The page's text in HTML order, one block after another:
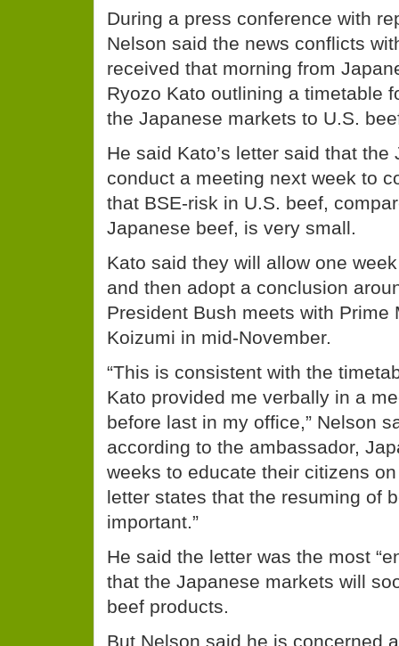
During a press conference with
Nelson said the news conflicts
received that morning from
Ryozo Kato outlining a timetable
the Japanese markets to U.S.
He said Kato’s letter said that the
conduct a meeting next week to
that BSE-risk in U.S. beef,
Japanese beef, is very small.
Kato said they will allow one
and then adopt a conclusion
President Bush meets with Prime
Koizumi in mid-November.
“This is consistent with the
Kato provided me verbally in a
before last in my office,” Nelson
according to the ambassador,
weeks to educate their citizens
letter states that the resuming of
important.”
He said the letter was the most
that the Japanese markets will
beef products.
But Nelson said he is concerned